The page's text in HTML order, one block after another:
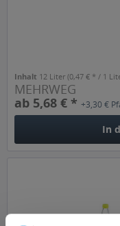
Inhalt 12 Liter(0,47 € * / 1
MEHRWEG
ab 5,68 € *+3,30 €
In